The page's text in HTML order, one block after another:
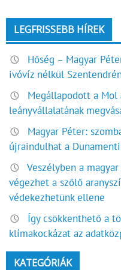
LEGFRISSEBB HÍREK
Hőség – Magyar
ivóvíz nélkül
Megállapodott a
leányvállalatának
Magyar Péter:
újraindulhat a
Veszélyben a
végezhet a szőlő
védekezhetünk ellene
Így csökkenthető a
klímakockázat az
KATEGÓRIÁK